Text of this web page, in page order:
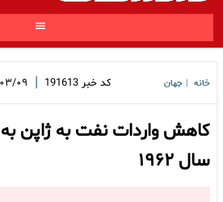
خانه جهان کد خبر 191613
| ۱۴۰۵/
کاهش واردات نفت به ژاپن به
سال ۱۹۶۲